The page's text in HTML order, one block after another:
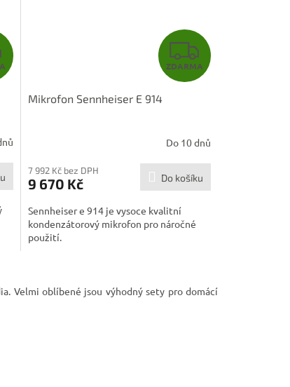
Z
D
R
M
A
Z
D
R
M
A
ZDARMA
Mikrofon Sennheiser E 914
Do 10 dnů
7 992 Kč bez DPH
9 670 Kč Do košíku
Sennheiser e 914 je vysoce kvalitní
kondenzátorový mikrofon pro náročné
použití.
Velmi oblíbené jsou výhodný sety pro domácí